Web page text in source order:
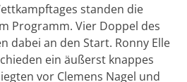
standen die
Programm. Vier Doppel des
dabei an den Start. Ronny Elle
ein äußerst knappes
vor Clemens Nagel und